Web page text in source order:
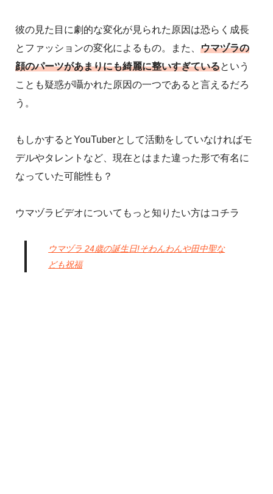
彼の見た目に劇的な変化が見られた原因は恐らく成長
とファッションの変化によるもの。また、 ウマヅラの
顔のパーツがあまりにも綺麗に整いすぎているという
ことも疑惑が囁かれた原因の一つであると言えるだろ
う。
もしかするとYouTuberとして活動をしていなければモ
デルやタレントなど、現在とはまた違った形で有名に
なっていた可能性も？
ウマヅラビデオについてもっと知りたい方はコチラ
ウマヅラ 24歳の誕生日!そわんわんや田中聖な
ども祝福